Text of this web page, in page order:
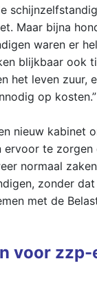
Maar bijna
waren er
blijkbaar ook
het leven zuur,
op kosten.”
nieuw kabinet
ervoor te zorgen
normaal
zonder
met de
voor zzp-